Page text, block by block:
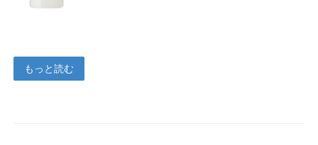
もっと読む